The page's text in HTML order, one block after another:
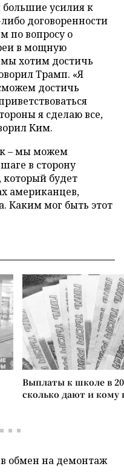
усилия к
договоренности
по вопросу о
в мощную
хотим достичь
Трамп. «Я
достичь
я сделаю все,
Ким.
– мы можем
в сторону
который будет
американцев,
Каким мог быть этот
Выплаты к школе в
сколько дают и
обмен на демонтаж